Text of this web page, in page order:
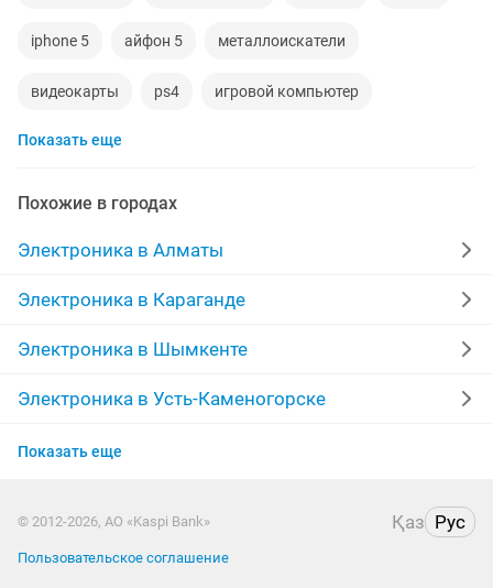
iphone 5 айфон 5 металлоискатели
видеокарты ps4 игровой компьютер
смартфон
стиральная машина apple watch
беспроводные наушники
обмен ddr2 xiaomi
компьютер
Показать еще
Похожие в городах
Электроника в Алматы
Электроника в Караганде
Электроника в Шымкенте
Электроника в Усть-Каменогорске
Электроника в Актобе
Электроника в Павлодаре
Показать еще
© 2012-2026, АО «Kaspi Bank» Қаз Рус
Пользовательское соглашение